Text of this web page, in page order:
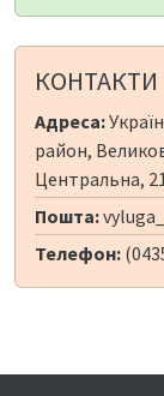
КОНТАКТИ
Адреса:
район,
Центральна,
Пошта:
Телефон: